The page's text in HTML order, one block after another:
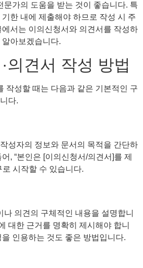
문가의 도움을 받는 것이 좋습니다. 특
한 내에 제출해야 하므로 작성 시 주
서는 이의신청서와 의견서를 작성하
아보겠습니다.
의견서 작성 방법
작성할 때는 다음과 같은 기본적인 구
다.
성자의 정보와 문서의 목적을 간단하
, “본인은 [이의신청서/의견서]를 제
로 시작할 수 있습니다.
의견의 구체적인 내용을 설명합니
대한 근거를 명확히 제시해야 합니
인용하는 것도 좋은 방법입니다.